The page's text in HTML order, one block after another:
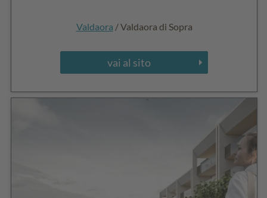
Valdaora / Valdaora di Sopra
vai al sito